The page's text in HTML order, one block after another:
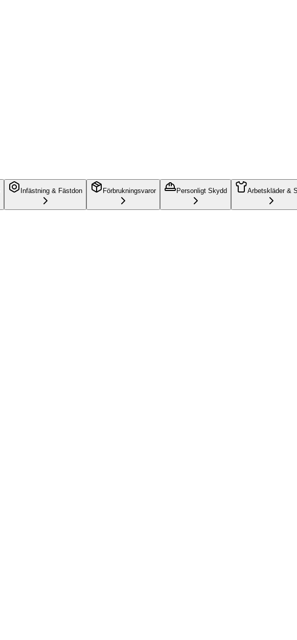
Infästning & Fästdon Förbrukningsvaror Personligt Skydd Arbetskläder &